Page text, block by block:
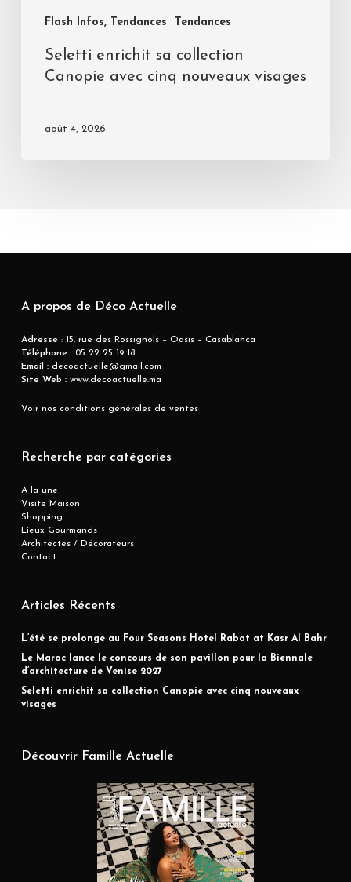
Flash Infos, Tendances Tendances
Seletti enrichit sa collection
Canopie avec cinq nouveaux visages
août 4, 2026
A propos de Déco Actuelle
Adresse : 15, rue des Rossignols – Oasis – Casablanca
Téléphone :05 22 25 19 18
Email :decoactuelle@gmail.com
Site Web :www.decoactuelle.ma
Voir nos conditions générales de ventes
Recherche par catégories
A la une
Visite Maison
Shopping
Lieux Gourmands
Architectes / Décorateurs
Contact
Articles Récents
L’été se prolonge au Four Seasons Hotel Rabat at Kasr Al Bahr
Le Maroc lance le concours de son pavillon pour la Biennale
d’architecture de Venise 2027
Seletti enrichit sa collection Canopie avec cinq nouveaux
visages
Découvrir Famille Actuelle